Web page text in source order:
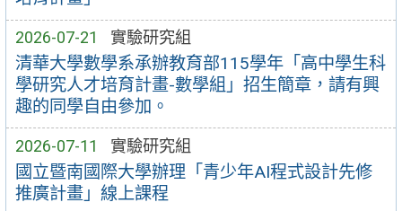
2026-07-21 實驗研究組
清華大學數學系承辦教育部115學年「高中學生科
學研究人才培育計畫-數學組」招生簡章，請有興
趣的同學自由參加。
2026-07-11 實驗研究組
國立暨南國際大學辦理「青少年AI程式設計先修
推廣計畫」線上課程